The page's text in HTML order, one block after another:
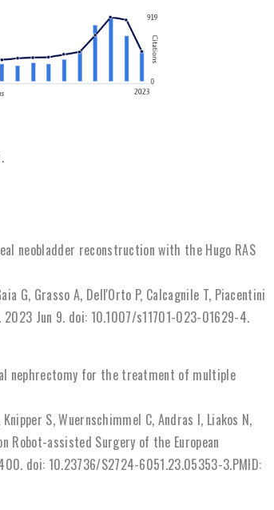
neobladder reconstruction with the Hugo RAS
G, Grasso A, Dell'Orto P, Calcagnile T, Piacentini
2023 Jun 9. doi: 10.1007/s11701-023-01629-4.
nephrectomy for the treatment of multiple
S, Wuernschimmel C, Andras I, Liakos N,
Robot-assisted Surgery of the European
doi: 10.23736/S2724-6051.23.05353-3.PMID: